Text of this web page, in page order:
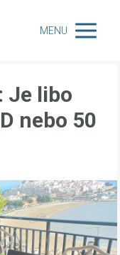
MENU
Je libo
nebo 50